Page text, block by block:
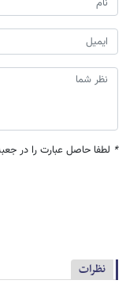
* لطفا حاصل عبارت را در
نظرات